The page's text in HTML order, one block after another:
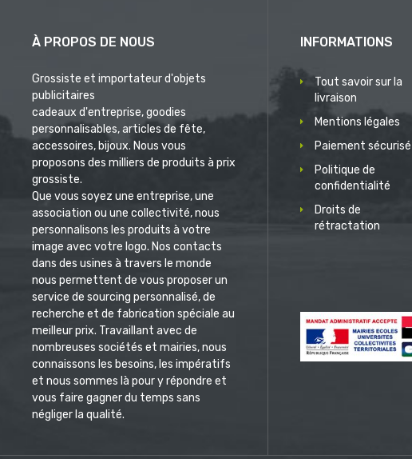
À PROPOS DE NOUS
Grossiste et importateur d'objets
publicitaires
cadeaux d'entreprise, goodies
personnalisables, articles de fête,
accessoires, bijoux. Nous vous
proposons des milliers de produits à prix
grossiste.
Que vous soyez une entreprise, une
association ou une collectivité, nous
personnalisons les produits à votre
image avec votre logo. Nos contacts
dans des usines à travers le monde
nous permettent de vous proposer un
service de sourcing personnalisé, de
recherche et de fabrication spéciale au
meilleur prix. Travaillant avec de
nombreuses sociétés et mairies, nous
connaissons les besoins, les impératifs
et nous sommes là pour y répondre et
vous faire gagner du temps sans
négliger la qualité.
INFORMATIONS
Tout savoir sur la
livraison
Mentions légales
Paiement sécurisé
Politique de
confidentialité
Droits de
rétractation